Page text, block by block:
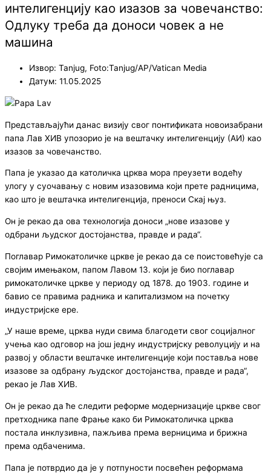
интелигенцију као изазов за човечанство:
Одлуку треба да доноси човек а не
машина
Извор: Tanjug, Foto:Tanjug/AP/Vatican Media
Датум: 11.05.2025
Представљајући данас визију свог понтификата новоизабрани
папа Лав XИВ упозорио је на вештачку интелигенцију (АИ) као
изазов за човечанство.
Папа је указао да католичка црква мора преузети водећу
улогу у суочавању с новим изазовима који прете радницима,
као што је вештачка интелигенција, преноси Скај њуз.
Он је рекао да ова технологија доноси „нове изазове у
одбрани људског достојанства, правде и рада“.
Поглавар Римокатоличке цркве је рекао да се поистовећује са
својим имењаком, папом Лавом 13. који је био поглавар
римокатоличке цркве у периоду од 1878. до 1903. године и
бавио се правима радника и капитализмом на почетку
индустријске ере.
„У наше време, црква нуди свима благодети свог социјалног
учења као одговор на још једну индустријску револуцију и на
развој у области вештачке интелигенције који поставља нове
изазове за одбрану људског достојанства, правде и рада“,
рекао је Лав XИВ.
Он је рекао да ће следити реформе модернизације цркве свог
претходника папе Фрање како би Римокатоличка црква
постала инклузивна, пажљива према верницима и брижна
према одбаченима.
Папа је потврдио да је у потпуности посвећен реформама